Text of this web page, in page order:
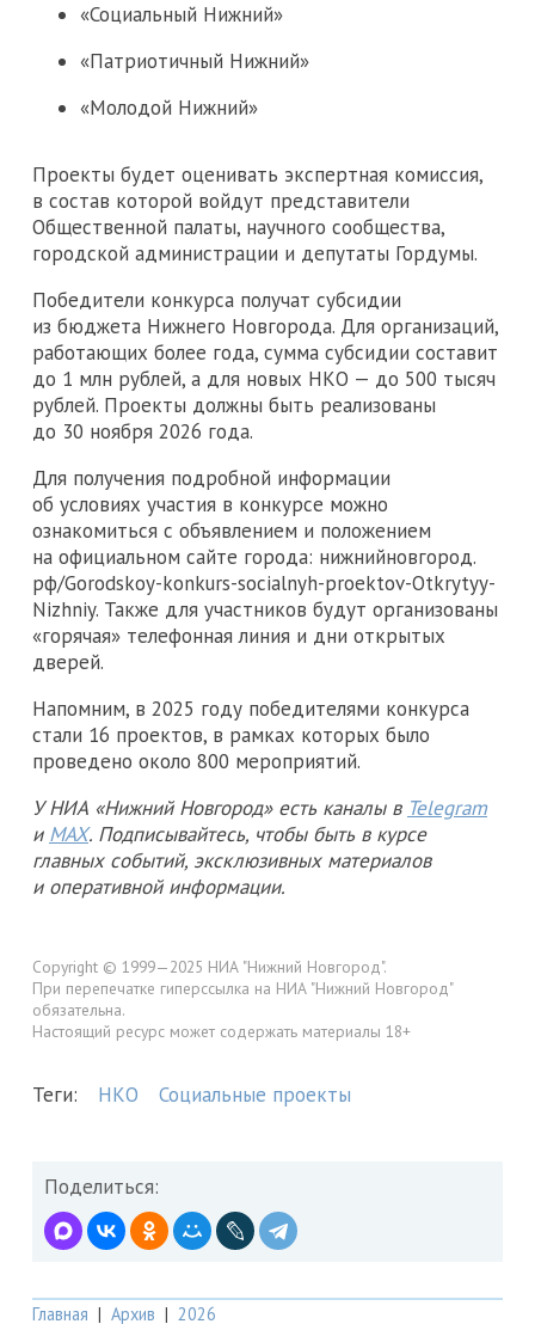
«Социальный Нижний»
«Патриотичный Нижний»
«Молодой Нижний»
Проекты будет оценивать экспертная комиссия,
в состав которой войдут представители
Общественной палаты, научного сообщества,
городской администрации и депутаты Гордумы.
Победители конкурса получат субсидии
из бюджета Нижнего Новгорода. Для организаций,
работающих более года, сумма субсидии составит
до 1 млн рублей, а для новых НКО — до 500 тысяч
рублей. Проекты должны быть реализованы
до 30 ноября 2026 года.
Для получения подробной информации
об условиях участия в конкурсе можно
ознакомиться с объявлением и положением
на официальном сайте города: нижнийновгород.
рф/Gorodskoy-konkurs-socialnyh-proektov-Otkrytyy-
Nizhniy. Также для участников будут организованы
«горячая» телефонная линия и дни открытых
дверей.
Напомним, в 2025 году победителями конкурса
стали 16 проектов, в рамках которых было
проведено около 800 мероприятий.
У НИА «Нижний Новгород» есть каналы в Telegram
и MAX. Подписывайтесь, чтобы быть в курсе
главных событий, эксклюзивных материалов
и оперативной информации.
Copyright © 1999—2025 НИА "Нижний Новгород".
При перепечатке гиперссылка на НИА "Нижний Новгород"
обязательна.
Настоящий ресурс может содержать материалы 18+
Теги: НКО Социальные проекты
Поделиться:
Главная | Архив | 2026